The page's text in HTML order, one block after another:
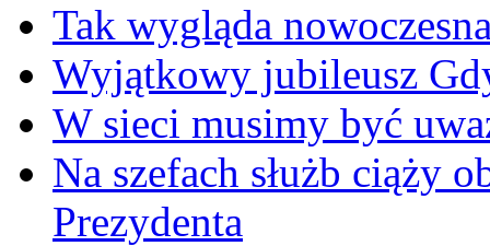
Tak wygląda
Wyjątkowy jubileusz
W sieci musimy być
Na szefach służb ciąży
Prezydenta